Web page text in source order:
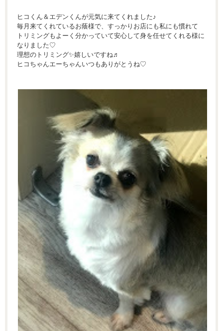
ヒコくん＆エデンくんが元気に来てくれました♪
毎月来てくれているお蔭様で、すっかりお店にも私にも慣れて
トリミングもよーく分かっていて安心して身を任せてくれる様に
なりました♡
理想のトリミング✨嬉しいですね♬
ヒコちゃんエーちゃんいつもありがとうね♡